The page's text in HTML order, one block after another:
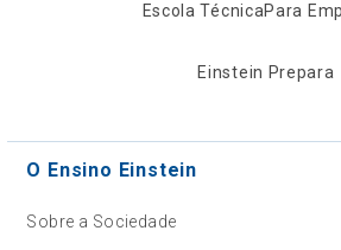
Escola TécnicaPara
Einstein Prepara
O Ensino Einstein
Sobre a Sociedade